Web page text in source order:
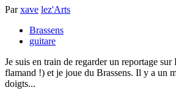
Parxave lez'Arts
Brassens
guitare
Je suis en train de regarder un reportage
flamand !) et je joue du Brassens. Il y a un
doigts...